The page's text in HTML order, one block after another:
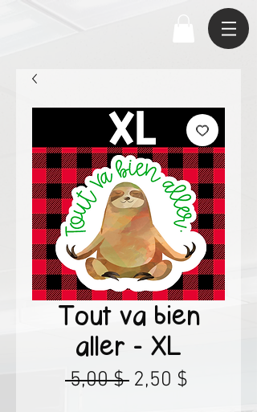
Tout va bien
aller - XL
5,00 $ Prix
2,50 $